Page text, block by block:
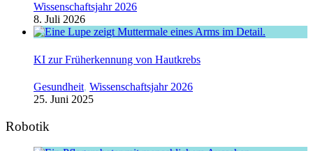
Wissenschaftsjahr 2026
8. Juli 2026
KI zur Früherkennung von Hautkrebs
Gesundheit, Wissenschaftsjahr 2026
25. Juni 2025
Robotik